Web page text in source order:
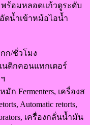
พร้อมหลอดแก้วดูระดับ
อัดน้ำเข้าหม้อไอน้ำ
ก/ชั่วโมง
นติกคอนแทกเตอร์
ก Fermenters, เครื่องส
Automatic retorts,
เครื่องกลั่นน้ำมัน